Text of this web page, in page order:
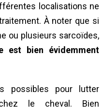
localisations ne
À noter que si
ou plusieurs sarcoïdes,
est bien évidemment
possibles pour lutter
le cheval. Bien